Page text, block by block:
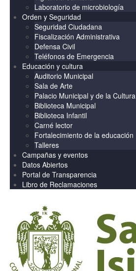
Laboratorio de microbiología
Orden y Seguridad
Seguridad Ciudadana
Fiscalización Administrativa
Defensa Civil
Teléfonos de Emergencia
Educación y cultura
Auditorio Municipal
Sala de Arte
Palacio Municipal y de la Cultura
Biblioteca Municipal
Biblioteca Infantil
Carné lector
Fortalecimiento de la educación
Talleres
Campañas y eventos
Datos Abiertos
Portal de Transparencia
Libro de Reclamaciones